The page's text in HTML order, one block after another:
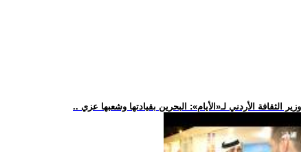
.. وزير الثقافة الأردني لـ«الأيام»: البحرين بقيادتها وشعبها عزي